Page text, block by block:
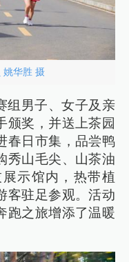
姚华胜 摄
组男子、女子及亲
颁奖，并送上茶园
春日市集，品尝鸭
秀山毛尖、山茶油
示馆内，热带植
客驻足参观。活动
跑之旅增添了温暖